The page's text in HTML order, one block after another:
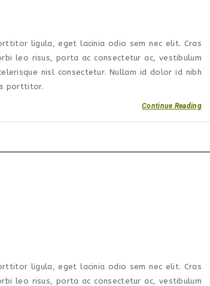
ligula, eget lacinia odio sem nec elit. Cras
leo risus, porta ac consectetur ac, vestibulum
nisl consectetur. Nullam id dolor id nibh
porttitor.
Continue Reading
ligula, eget lacinia odio sem nec elit. Cras
leo risus, porta ac consectetur ac, vestibulum